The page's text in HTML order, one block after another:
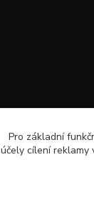
Pro základní
účely cílení reklamy